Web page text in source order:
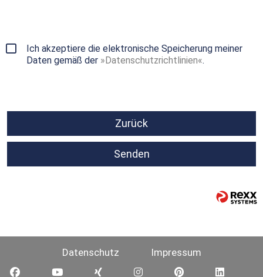
Ich akzeptiere die elektronische Speicherung meiner
Daten gemäß der
Datenschutzrichtlinien .
Zurück
Senden
Datenschutz Impressum